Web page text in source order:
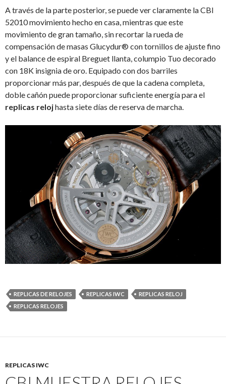
A través de la parte posterior, se puede ver claramente la CBI
52010 movimiento hecho en casa, mientras que este
movimiento de gran tamaño, sin recortar la rueda de
compensación de masas Glucydur® con tornillos de ajuste fino
y el balance de espiral Breguet llanta, columpio Tuo decorado
con 18K insignia de oro. Equipado con dos barriles
proporcionar más par, después de que la cadena completa,
doble cañón puede proporcionar suficiente energía para el
replicas relojhasta siete días de reserva de marcha.
REPLICAS DE RELOJES REPLICAS IWC
REPLICAS RELOJ
REPLICAS RELOJES
REPLICAS IWC